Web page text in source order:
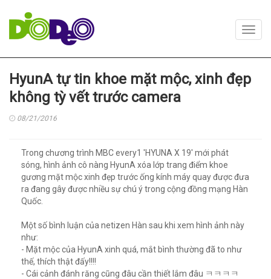
HyunA tự tin khoe mặt mộc, xinh đẹp
không tỳ vết trước camera
08/21/2016
Trong chương trình MBC every1 'HYUNA X 19' mới phát
sóng, hình ảnh cô nàng HyunA xóa lớp trang điểm khoe
gương mặt mộc xinh đẹp trước ống kính máy quay được đưa
ra đang gây được nhiều sự chú ý trong cộng đồng mạng Hàn
Quốc.
Một số bình luận của netizen Hàn sau khi xem hình ảnh này
như:
- Mặt mộc của HyunA xinh quá, mắt bình thường đã to như
thế, thích thật đấy!!!!
- Cái cảnh đánh răng cũng đâu cần thiết lắm đâu ㅋㅋㅋㅋ